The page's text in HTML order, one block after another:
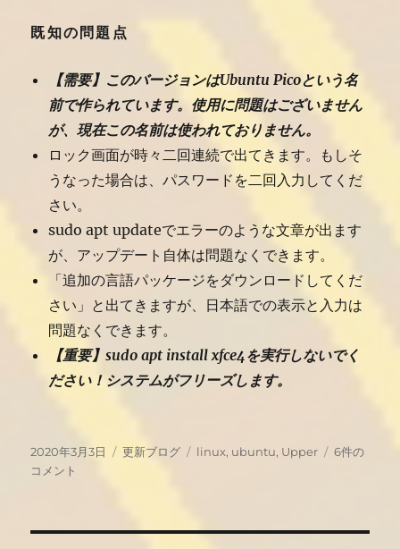
既知の問題点
【需要】このバージョンはUbuntu Picoという名
前で作られています。使用に問題はございません
が、現在この名前は使われておりません。
ロック画面が時々二回連続で出てきます。もしそ
うなった場合は、パスワードを二回入力してくだ
さい。
sudo apt updateでエラーのような文章が出ます
が、アップデート自体は問題なくできます。
「追加の言語パッケージをダウンロードしてくだ
さい」と出てきますが、日本語での表示と入力は
問題なくできます。
【重要】sudo apt install xfce4を実行しないでく
ださい！システムがフリーズします。
投
稿
2020年3月3日
カ
更新ブログ
タ
linux, ubuntu, Upper
Upper
6件の
コメント